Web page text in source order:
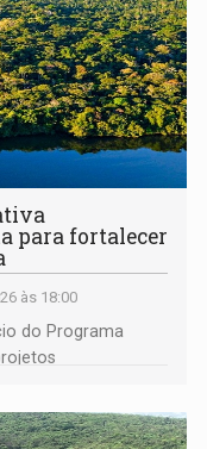
para fortalecer
às 18:00
do Programa
feita até 1º de